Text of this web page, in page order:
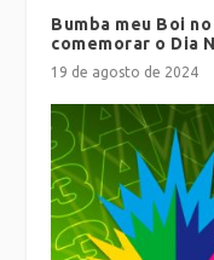
Bumba meu Boi
comemorar o Dia
19 de agosto de 2024